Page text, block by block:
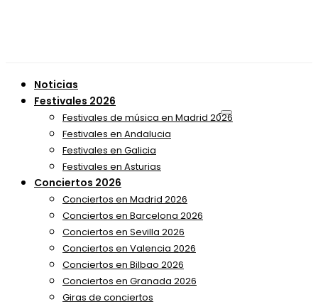
Noticias
Festivales 2026
Festivales de música en Madrid 2026
Festivales en Andalucia
Festivales en Galicia
Festivales en Asturias
Conciertos 2026
Conciertos en Madrid 2026
Conciertos en Barcelona 2026
Conciertos en Sevilla 2026
Conciertos en Valencia 2026
Conciertos en Bilbao 2026
Conciertos en Granada 2026
Giras de conciertos